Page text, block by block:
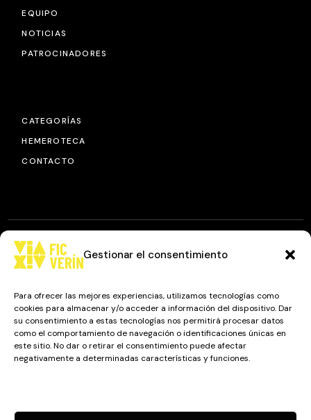
Gestionar el consentimiento
Para ofrecer las mejores experiencias, utilizamos tecnologías como
cookies para almacenar y/o acceder a información del dispositivo. Dar
su consentimiento a estas tecnologías nos permitirá procesar datos
como el comportamiento de navegación o identificaciones únicas en
este sitio. No dar o retirar el consentimiento puede afectar
negativamente a determinadas características y funciones.
EQUIPO
NOTICIAS
PATROCINADORES
CATEGORÍAS
HEMEROTECA
CONTACTO
Camino a Balnearios de Sousas
32600, Verín, Ourense